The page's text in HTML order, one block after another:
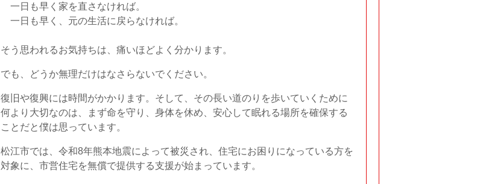
一日も早く家を直さなければ。
一日も早く、元の生活に戻らなければ。
そう思われるお気持ちは、痛いほどよく分かります。
でも、どうか無理だけはなさらないでください。
復旧や復興には時間がかかります。そして、その長い道のりを歩いていくために
何より大切なのは、まず命を守り、身体を休め、安心して眠れる場所を確保する
ことだと僕は思っています。
松江市では、令和8年熊本地震によって被災され、住宅にお困りになっている方を
対象に、市営住宅を無償で提供する支援が始まっています。